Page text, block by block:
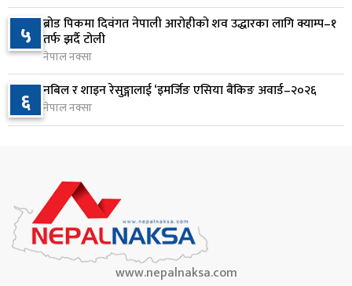
९
जन्मसिद्ध नागरिकता कडा बनाउने ट्रम्पको नयाँ प्रयास, दुई
कार्यकारी आदेश जारी
१ दिन अघि
१० राप्रपाको निर्णय: बागमती प्रदेश सरकारमा सहभागी नहुने
१ दिन अघि
५ ब्रोड पिकमा दिवंगत नेपाली आरोहीको शव उद्धारका लागि क्याम्प–१
तर्फ झर्दै टोली
नेपाल नक्सा
६ नबिल र शाइन रेसुङ्गालाई ‘इमर्जिङ एसिया बैंकिङ अवार्ड–२०२६
नेपाल नक्सा
www.nepalnaksa.com